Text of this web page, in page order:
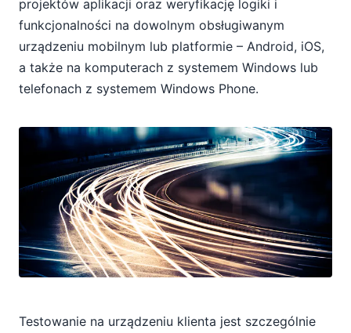
projektów aplikacji oraz weryfikację logiki i
funkcjonalności na dowolnym obsługiwanym
urządzeniu mobilnym lub platformie – Android, iOS,
a także na komputerach z systemem Windows lub
telefonach z systemem Windows Phone.
Testowanie na urządzeniu klienta jest szczególnie